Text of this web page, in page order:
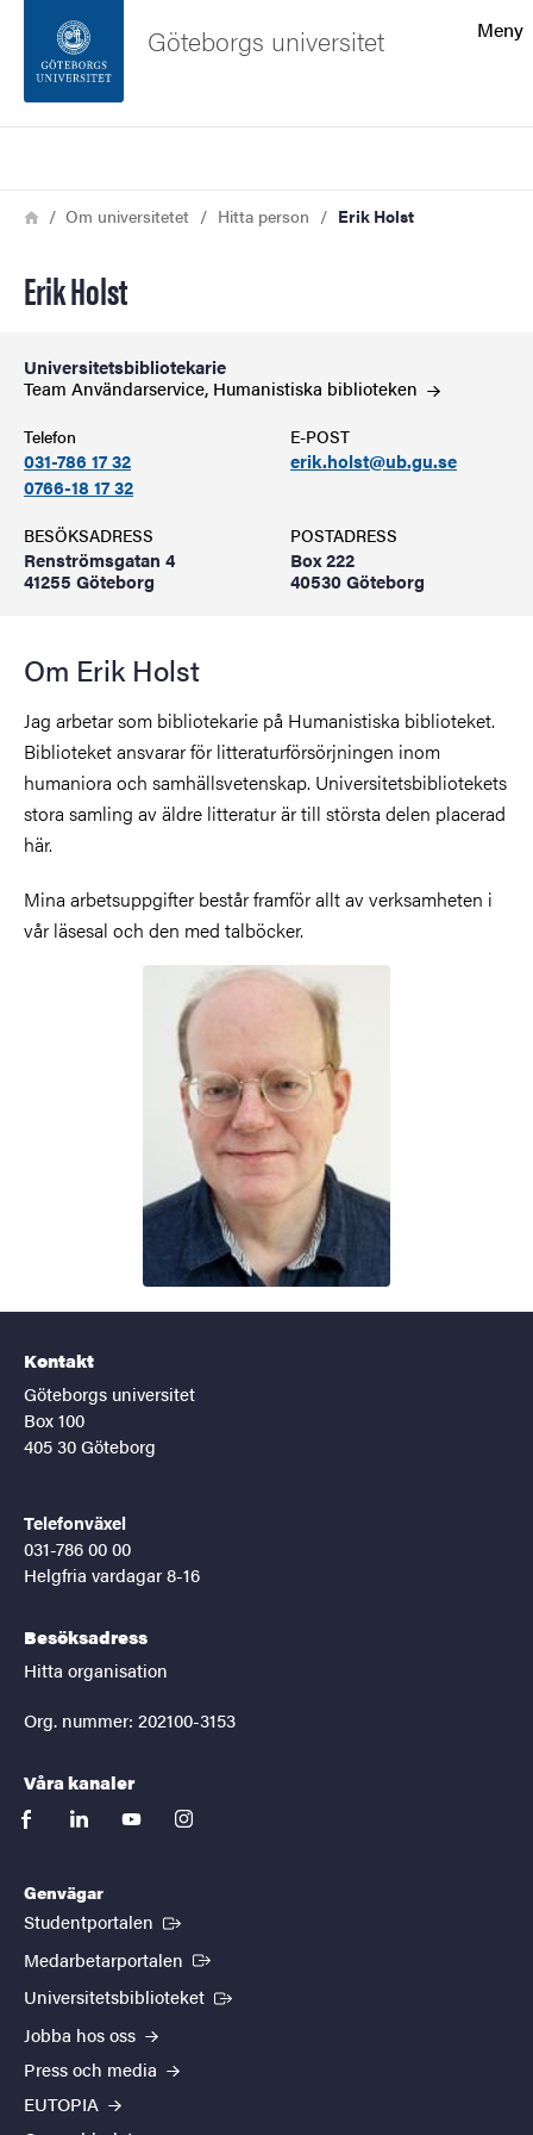
Sidfoten
Meny
Göteborgs universitet
Länkstig
HemOm universitetet Hitta person Erik Holst
Erik Holst
Universitetsbibliotekarie
Team Användarservice, Humanistiska biblioteken
Telefon
031-786 17 32
0766-18 17 32
E-POST
erik.holst@ub.gu.se
BESÖKSADRESS
Renströmsgatan 4
41255 Göteborg
POSTADRESS
Box 222
40530 Göteborg
Om Erik Holst
Jag arbetar som bibliotekarie på Humanistiska biblioteket.
Biblioteket ansvarar för litteraturförsörjningen inom
humaniora och samhällsvetenskap. Universitetsbibliotekets
stora samling av äldre litteratur är till största delen placerad
här.
Mina arbetsuppgifter består framför allt av verksamheten i
vår läsesal och den med talböcker.
Kontakt
Göteborgs universitet
Box 100
405 30 Göteborg
Telefonväxel
031-786 00 00
Helgfria vardagar 8-16
Besöksadress
Hitta organisation
Org. nummer: 202100-3153
Våra kanaler
facebooklinkedinyoutubeinstagram
Genvägar
Studentportalen (Extern länk)
Medarbetarportalen (Extern länk)
Universitetsbiblioteket (Extern länk)
Jobba hos oss
Press och media
EUTOPIA